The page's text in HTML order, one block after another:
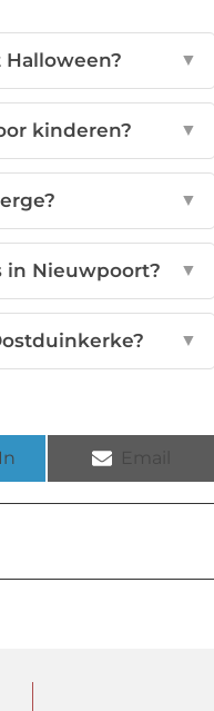
▼
kinderen? ▼
▼
in Nieuwpoort? ▼
▼